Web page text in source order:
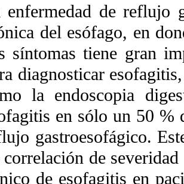
enfermedad de reflujo
del esófago, en
síntomas tiene gran
diagnosticar
la endoscopia
en sólo un 50 %
gastroesofágico.
correlación de
de esofagitis en